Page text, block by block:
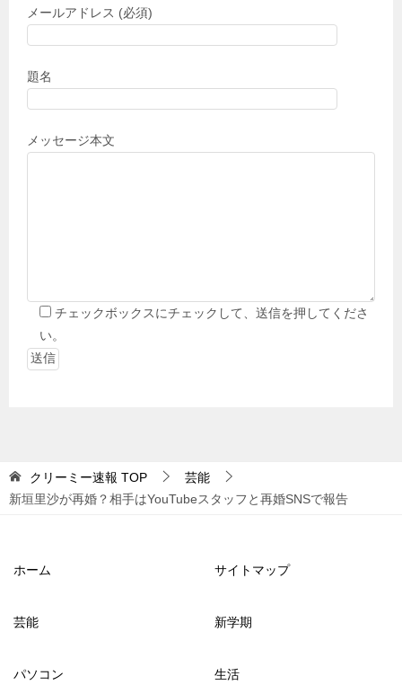
メールアドレス (必須)
題名
メッセージ本文
チェックボックスにチェックして、送信を押してくださ
い。
クリーミー速報 TOP
芸能
新垣里沙が再婚？相手はYouTubeスタッフと再婚SNSで報告
ホーム サイトマップ
芸能 新学期
パソコン 生活